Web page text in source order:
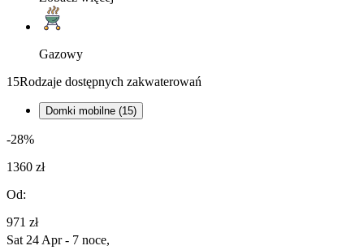
Gazowy
15Rodzaje dostępnych zakwaterowań
Domki mobilne (15)
-28%
1360 zł
Od:
971 zł
Sat 24 Apr - 7 noce,